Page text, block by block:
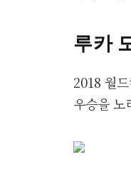
루카
2018 월
우승을 노